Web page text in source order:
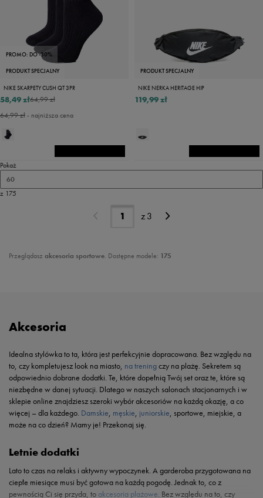
PROMO: DO -30%
PRODUKT SPECJALNY
NIKE SKARPETY CUSH QT 3PR
64,99 zł
58,49 zł
64,99 zł- najniższa cena
PRODUKT SPECJALNY
NIKE NERKA HERITAGE HIP
119,99 zł
Pokaż
60
z 175
z3
Przeglądasz akcesoria sportowe. Dostępne modele: 175
Akcesoria
Idealna stylówka to ta, która jest perfekcyjnie dopracowana. Bez względu na
to, czy kompletujesz look na miasto, na treningczy na plażę. Sekretem są
odpowiednio dobrane dodatki. Te, które dopełnią Twój set oraz te, które są
niezbędne w danej sytuacji. Dlatego w naszych salonach stacjonarnych i w
sklepie online znajdziesz szeroki wybór akcesoriów na każdą okazję, a co
więcej – dla każdego. Damskie, męskie, juniorskie, sportowe, miejskie, a
może na co dzień? Mamy je! Przekonaj się.
Letnie dodatki
Lato to czas na relaks i aktywny wypoczynek. A garderoba przygotowana na
ciepłe miesiące musi być gotowa na każdą pogodę. Jednak to, co z
pewnością Ci się przyda, to akcesoria plażowe. Bez względu na to, czy